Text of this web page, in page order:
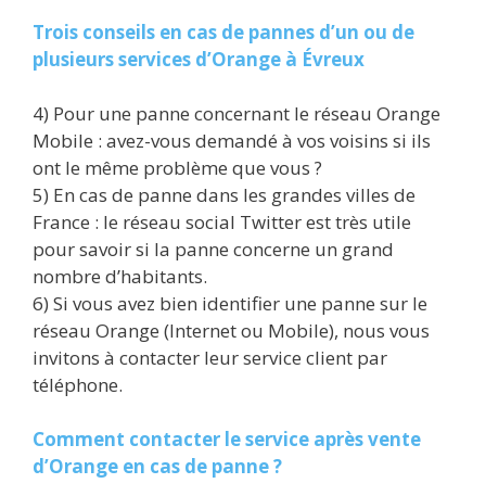
Trois conseils en cas de pannes d’un ou de
plusieurs services d’Orange à Évreux
4) Pour une panne concernant le réseau Orange
Mobile : avez-vous demandé à vos voisins si ils
ont le même problème que vous ?
5) En cas de panne dans les grandes villes de
France : le réseau social Twitter est très utile
pour savoir si la panne concerne un grand
nombre d’habitants.
6) Si vous avez bien identifier une panne sur le
réseau Orange (Internet ou Mobile), nous vous
invitons à contacter leur service client par
téléphone.
Comment contacter le service après vente
d’Orange en cas de panne ?